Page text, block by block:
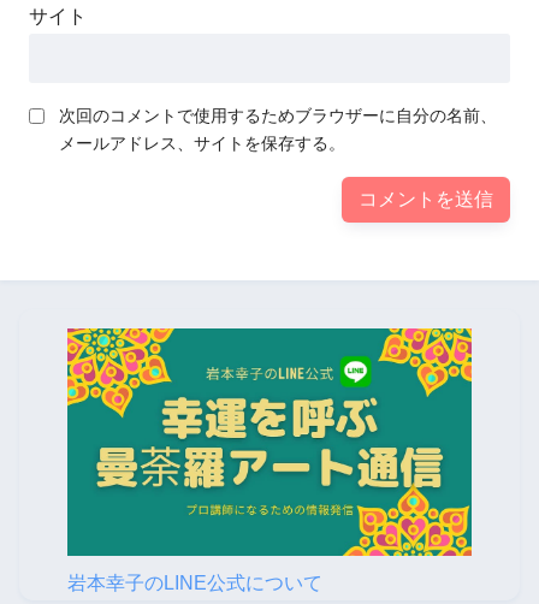
サイト
次回のコメントで使用するためブラウザーに自分の名前、
メールアドレス、サイトを保存する。
岩本幸子のLINE公式について